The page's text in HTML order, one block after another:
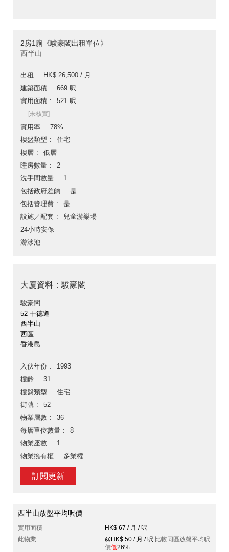
2房1廁《駿豪閣出租單位》
西半山
出租
HK$ 26,500 / 月
建築面積
669 呎
實用面積
521 呎
[未核實]
實用率
78%
樓盤類型
住宅
樓層
低層
睡房數量
2
洗手間數量
1
包括政府差餉
是
包括管理費
是
設施／配套
兒童游樂場
24小時安保
游泳池
大廈資料：駿豪閣
駿豪閣
52 干德道
西半山
西區
香港島
入伙年份
1993
樓齡
31
樓盤類型
住宅
街號
52
物業層數
36
每層單位數量
8
物業座數
1
物業擁有權
多業權
訂閱更新
西半山放盤平均呎價
實用面積
HK$ 67 / 月 / 呎
此物業
@HK$ 50 / 月 / 呎 比較同區放盤平均呎
價低26%